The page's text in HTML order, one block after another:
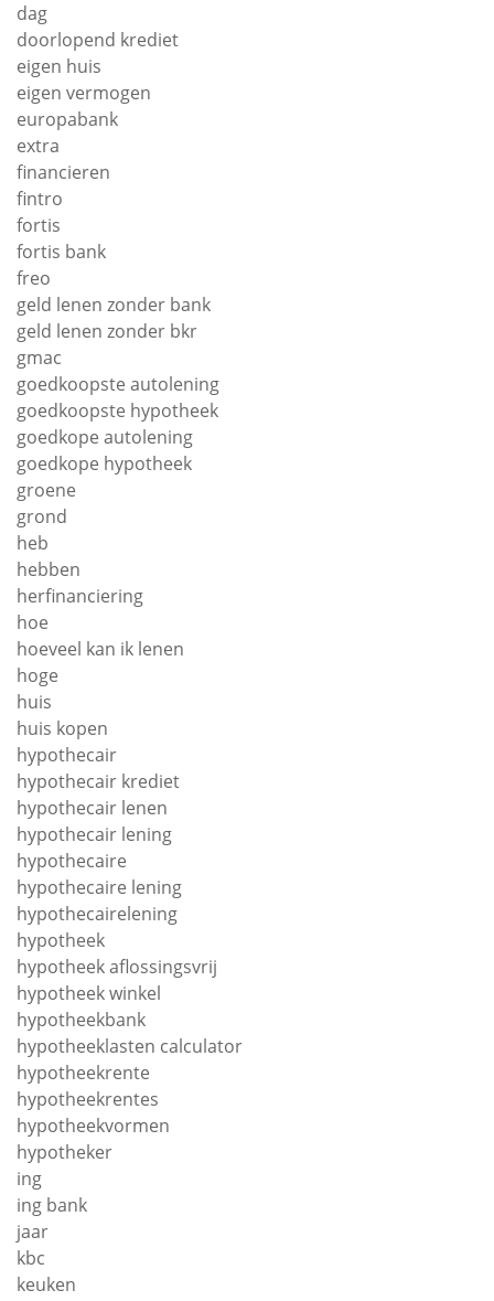
dag
doorlopend krediet
eigen huis
eigen vermogen
europabank
extra
financieren
fintro
fortis
fortis bank
freo
geld lenen zonder bank
geld lenen zonder bkr
gmac
goedkoopste autolening
goedkoopste hypotheek
goedkope autolening
goedkope hypotheek
groene
grond
heb
hebben
herfinanciering
hoe
hoeveel kan ik lenen
hoge
huis
huis kopen
hypothecair
hypothecair krediet
hypothecair lenen
hypothecair lening
hypothecaire
hypothecaire lening
hypothecairelening
hypotheek
hypotheek aflossingsvrij
hypotheek winkel
hypotheekbank
hypotheeklasten calculator
hypotheekrente
hypotheekrentes
hypotheekvormen
hypotheker
ing
ing bank
jaar
kbc
keuken